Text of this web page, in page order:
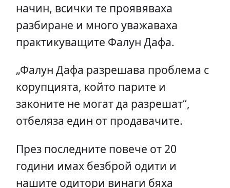
начин, всички те проявяваха
разбиране и много уважаваха
практикуващите Фалун Дафа.
„Фалун Дафа разрешава проблема с
корупцията, който парите и
законите не могат да разрешат“,
отбеляза един от продавачите.
През последните повече от 20
години имах безброй одити и
нашите одитори винаги бяха